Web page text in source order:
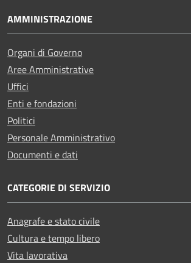
AMMINISTRAZIONE
Organi di Governo
Aree Amministrative
Uffici
Enti e fondazioni
Politici
Personale Amministrativo
Documenti e dati
CATEGORIE DI SERVIZIO
Anagrafe e stato civile
Cultura e tempo libero
Vita lavorativa